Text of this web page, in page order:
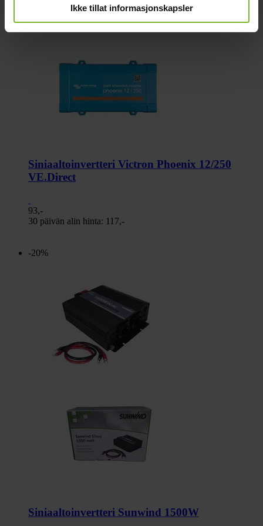
Ikke tillat informasjonskapsler
Siniaaltoinvertteri Victron Phoenix 12/250
VE.Direct
93,-
30 päivän alin hinta: 117,-
-20%
Siniaaltoinvertteri Sunwind 1500W